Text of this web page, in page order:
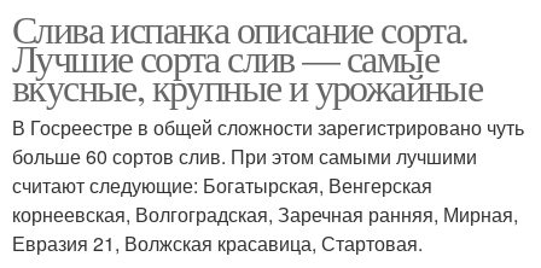
Слива испанка описание сорта.
Лучшие сорта слив — самые
вкусные, крупные и урожайные
В Госреестре в общей сложности зарегистрировано чуть
больше 60 сортов слив. При этом самыми лучшими
считают следующие: Богатырская, Венгерская
корнеевская, Волгоградская, Заречная ранняя, Мирная,
Евразия 21, Волжская красавица, Стартовая.